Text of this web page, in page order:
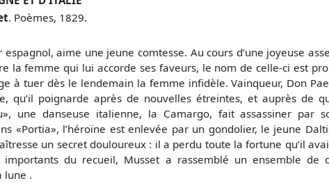
. Poèmes, 1829.
espagnol, aime une jeune comtesse. Au cours d’une joyeuse
la femme qui lui accorde ses faveurs, le nom de celle-ci est
à tuer dès le lendemain la femme infidèle. Vainqueur, Don
qu’il poignarde après de nouvelles étreintes, et auprès de
une danseuse italienne, la Camargo, fait assassiner par
«Portia», l’héroïne est enlevée par un gondolier, le jeune
un secret douloureux : il a perdu toute la fortune qu’il
du recueil, Musset a rassemblé un ensemble de
lune .